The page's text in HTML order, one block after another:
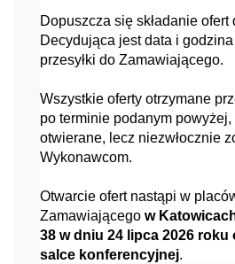
Dopuszcza się składanie ofert
Decydująca jest data i
przesyłki do Zamawiającego.
Wszystkie oferty otrzymane
po terminie podanym powyżej,
otwierane, lecz niezwłocznie
Wykonawcom.
Otwarcie ofert nastąpi w
Zamawiającego w
38 w dniu 24 lipca 2026 roku
salce konferencyjnej.